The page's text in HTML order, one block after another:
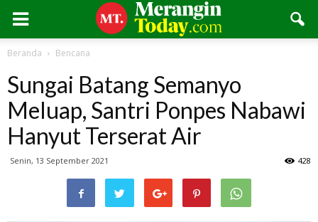
Beranda Bencana
Sungai Batang Semanyo
Meluap, Santri Ponpes Nabawi
Hanyut Terserat Air
Senin, 13 September 2021 428